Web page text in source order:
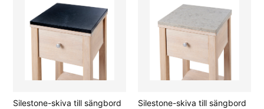
Silestone-skiva till sängbord Silestone-skiva till sängbord